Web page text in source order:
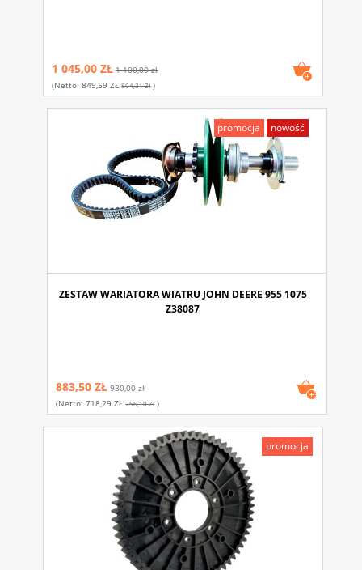
1 045,00 ZŁ 1 100,00 zł
(netto:849,59 ZŁ 894,31 Zł)
ZESTAW WARIATORA WIATRU JOHN DEERE 955 1075
Z38087
883,50 ZŁ 930,00 zł
(netto:718,29 ZŁ 756,10 Zł)
promocja nowość
promocja